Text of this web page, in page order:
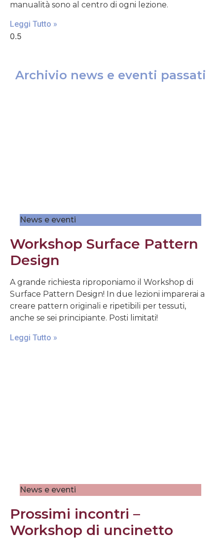
manualità sono al centro di ogni lezione.
Leggi Tutto »
Archivio news e eventi passati
News e eventi
Workshop Surface Pattern
Design
A grande richiesta riproponiamo il Workshop di
Surface Pattern Design! In due lezioni imparerai a
creare pattern originali e ripetibili per tessuti,
anche se sei principiante. Posti limitati!
Leggi Tutto »
News e eventi
Prossimi incontri –
Workshop di uncinetto